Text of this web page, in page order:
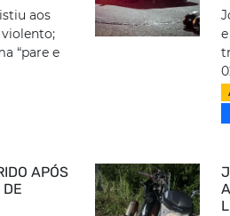
aos
“pare e
APÓS